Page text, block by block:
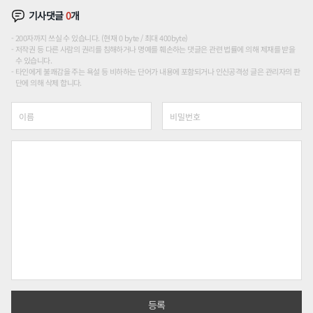
기사댓글0개
200자까지 쓰실 수 있습니다. (현재 0 byte / 최대 400byte)
저작권 등 다른 사람의 권리를 침해하거나 명예를 훼손하는 댓글은 관련 법률에 의해 제재를 받을
수 있습니다.
타인에게 불쾌감을 주는 욕설 등 비하하는 단어가 내용에 포함되거나 인신공격성 글은 관리자의 판
단에 의해 삭제 합니다.